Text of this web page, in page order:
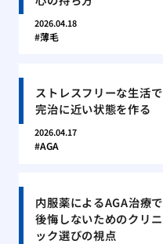
2026.04.18
薄毛
ストレスフリーな生活で
完治に近い状態を作る
2026.04.17
AGA
内服薬によるAGA治療で
後悔しないためのクリニ
ック選びの視点